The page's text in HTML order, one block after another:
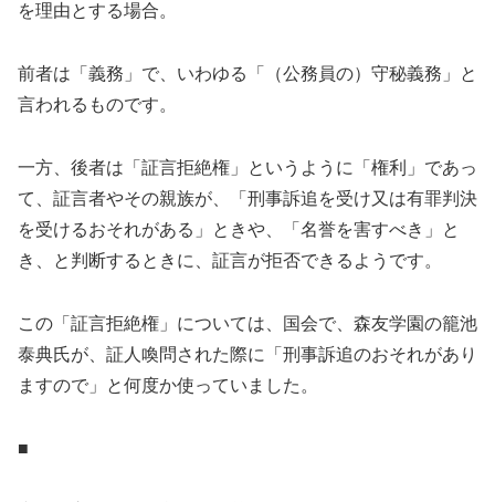
を理由とする場合。
前者は「義務」で、いわゆる「（公務員の）守秘義務」と
言われるものです。
一方、後者は「証言拒絶権」というように「権利」であっ
て、証言者やその親族が、「刑事訴追を受け又は有罪判決
を受けるおそれがある」ときや、「名誉を害すべき」と
き、と判断するときに、証言が拒否できるようです。
この「証言拒絶権」については、国会で、森友学園の籠池
泰典氏が、証人喚問された際に「刑事訴追のおそれがあり
ますので」と何度か使っていました。
■